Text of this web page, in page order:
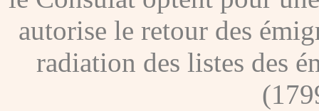
autorise le retour des
radiation des listes des